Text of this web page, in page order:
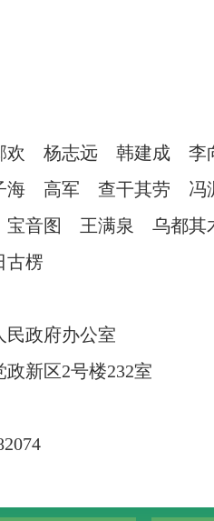
欢 杨志远 韩建成 李
海 高军 查干其劳 冯
音图 王满泉 乌都其
楞
民政府办公室
政新区2号楼232室